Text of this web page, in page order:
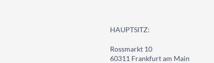
HAUPTSITZ:
Rossmarkt 10
60311 Frankfurt am Main